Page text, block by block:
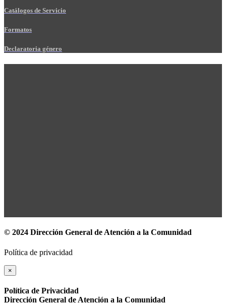
Catálogos de Servicio
Formatos
Declaratoria género
© 2024 Dirección General de Atención a la Comunidad
Política de privacidad
×
Política de Privacidad
Dirección General de Atención a la Comunidad